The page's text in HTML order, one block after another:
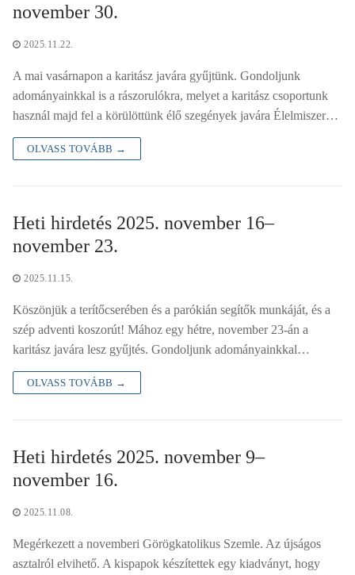
november 30.
2025.11.22.
A mai vasárnapon a karitász javára gyűjtünk. Gondoljunk
adományainkkal is a rászorulókra, melyet a karitász csoportunk
használ majd fel a körülöttünk élő szegények javára Élelmiszer…
OLVASS TOVÁBB →
Heti hirdetés 2025. november 16–
november 23.
2025.11.15.
Köszönjük a terítőcserében és a parókián segítők munkáját, és a
szép adventi koszorút! Mához egy hétre, november 23-án a
karitász javára lesz gyűjtés. Gondoljunk adományainkkal…
OLVASS TOVÁBB →
Heti hirdetés 2025. november 9–
november 16.
2025.11.08.
Megérkezett a novemberi Görögkatolikus Szemle. Az újságos
asztalról elvihető. A kispapok készítettek egy kiadványt, hogy